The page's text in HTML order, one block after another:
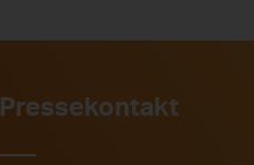
Pressekontakt